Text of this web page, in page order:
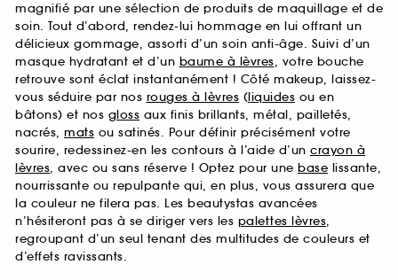
magnifié par une sélection de produits de maquillage et de
soin. Tout d’abord, rendez-lui hommage en lui offrant un
délicieux gommage, assorti d’un soin anti-âge. Suivi d’un
masque hydratant et d’un baume à lèvres, votre bouche
retrouve sont éclat instantanément ! Côté makeup, laissez-
vous séduire par nos rouges à lèvres (liquides ou en
bâtons) et nos gloss aux finis brillants, métal, pailletés,
nacrés, mats ou satinés. Pour définir précisément votre
sourire, redessinez-en les contours à l’aide d’un crayon à
lèvres, avec ou sans réserve ! Optez pour une base lissante,
nourrissante ou repulpante qui, en plus, vous assurera que
la couleur ne filera pas. Les beautystas avancées
n’hésiteront pas à se diriger vers les palettes lèvres,
regroupant d’un seul tenant des multitudes de couleurs et
d’effets ravissants.